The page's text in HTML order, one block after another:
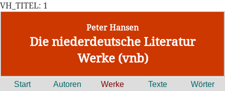
VH_TITEL: 1
Peter Hansen
Die niederdeutsche Literatur
Werke (vnb)
Start Autoren Werke Texte Wörter